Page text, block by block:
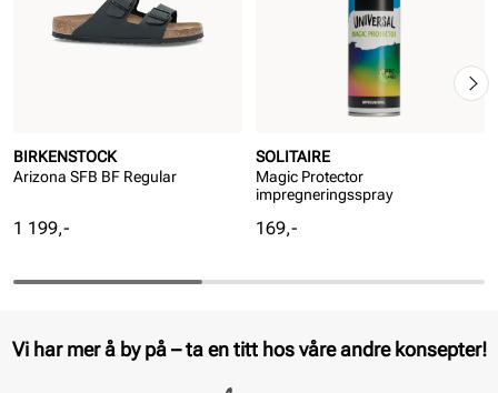
BIRKENSTOCK
Arizona SFB BF Regular
Pris
1 199,-
SOLITAIRE
Magic Protector
impregneringsspray
Pris
169,-
Vi har mer å by på – ta en titt hos våre andre konsepter!